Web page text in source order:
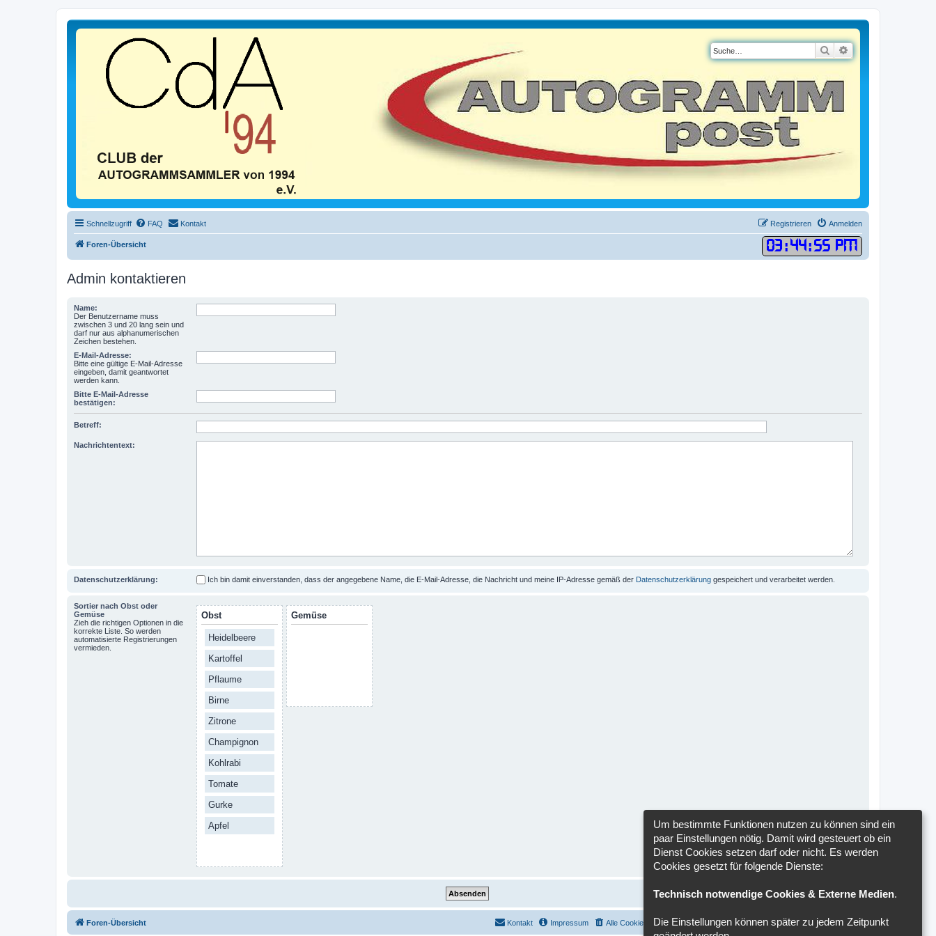
Suche
Schnellzugriff FAQ Kontakt Anmelden
Registrieren
Foren-Übersicht 03:44:55 PM
Admin kontaktieren
Name:
Der Benutzername muss
zwischen 3 und 20 lang sein und
darf nur aus alphanumerischen
Zeichen bestehen.
E-Mail-Adresse:
Bitte eine gültige E-Mail-Adresse
eingeben, damit geantwortet
werden kann.
Bitte E-Mail-Adresse
bestätigen:
Betreff:
Nachrichtentext:
Datenschutzerklärung: Ich bin damit einverstanden, dass der angegebene Name, die E-Mail-Adresse, die Nachricht und meine IP-Adresse gemäß der Datenschutzerklärung gespeichert und verarbeitet werden.
Sortier nach Obst oder
Gemüse
Zieh die richtigen Optionen in die
korrekte Liste. So werden
automatisierte Registrierungen
vermieden.
Obst
Heidelbeere
Kartoffel
Pflaume
Birne
Zitrone
Champignon
Kohlrabi
Tomate
Gurke
Apfel
Gemüse
Foren-Übersicht Alle Zeiten sindUTC+02:00
Cookie-Einstellungen
Alle Cookies löschen
Impressum
Kontakt
Um bestimmte Funktionen nutzen zu können sind ein
paar Einstellungen nötig. Damit wird gesteuert ob ein
Dienst Cookies setzen darf oder nicht. Es werden
Cookies gesetzt für folgende Dienste:
Technisch notwendige Cookies & Externe Medien.
Die Einstellungen können später zu jedem Zeitpunkt